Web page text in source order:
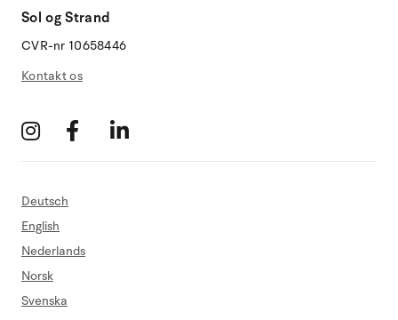
Sol og Strand
CVR-nr 10658446
Kontakt os
Deutsch
English
Nederlands
Norsk
Svenska